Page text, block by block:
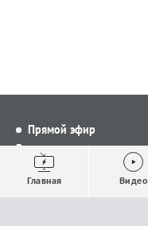
Прямой эфир
Видео
Выпуски новостей
Проекты
Главная Видео